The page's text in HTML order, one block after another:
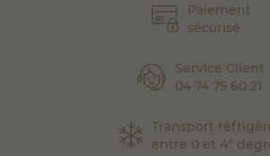
Paiement
sécurisé
Service Client
04 74 75 60 21
Transport
entre 0 et 4°